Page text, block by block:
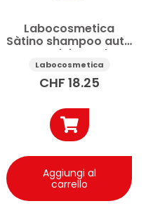
Labocosmetica
Sàtino shampoo auto
per vernici opache e
wrap 500 ml
Labocosmetica
CHF 18.25
Aggiungi al
carrello